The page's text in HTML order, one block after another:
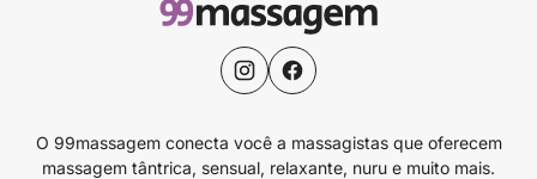
O 99massagem conecta você a massagistas que oferecem
massagem tântrica, sensual, relaxante, nuru e muito mais.